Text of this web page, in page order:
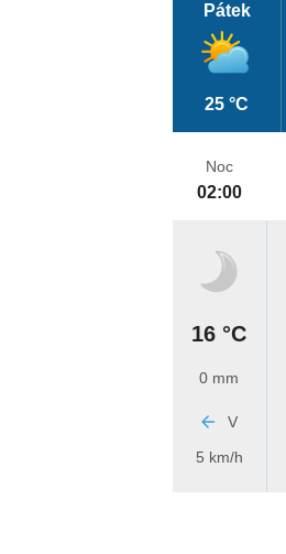
Pátek
25 °C
Noc
02:00
16 °C
0 mm
V
5 km/h